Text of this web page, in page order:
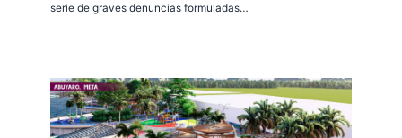
serie de graves denuncias formuladas…